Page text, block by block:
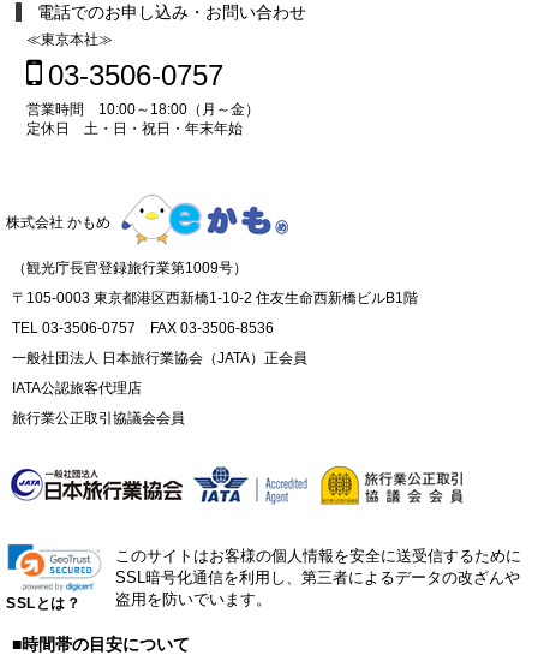
電話でのお申し込み・お問い合わせ
≪東京本社≫
03-3506-0757
営業時間 10:00～18:00（月～金）
定休日 土・日・祝日・年末年始
株式会社 かもめ
（観光庁長官登録旅行業第1009号）
〒105-0003 東京都港区西新橋1-10-2 住友生命西新橋ビルB1階
TEL 03-3506-0757 FAX 03-3506-8536
一般社団法人 日本旅行業協会（JATA）正会員
IATA公認旅客代理店
旅行業公正取引協議会会員
SSLとは？
このサイトはお客様の個人情報を安全に送受信するために
SSL暗号化通信を利用し、第三者によるデータの改ざんや
盗用を防いでいます。
■時間帯の目安について